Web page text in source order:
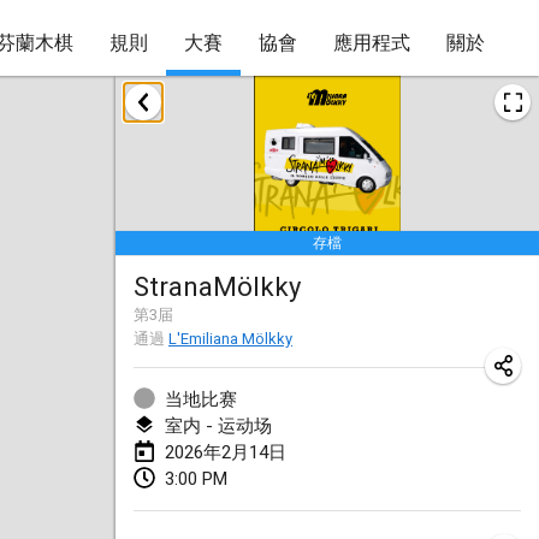
蘭木棋 規則 大賽 協會 應用程式 關於
存檔
StranaMölkky
第3 届
通過 L'Emiliana Mölkky
当地比赛
室内 - 运动场
2026年2月14日
3:00 PM
2026年1月
Tournoi de la bonne année
2026年1月10日|法國
Open de Boulay Triplette
2026年1月17日
Concours de Honnelles
2026年1月18日|比利時
2026年1月31日